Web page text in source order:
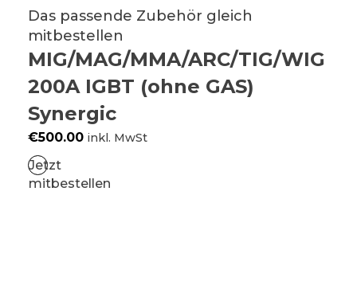
mm
Menge
Das passende Zubehör gleich
mitbestellen
MIG/MAG/MMA/ARC/TIG/WIG
200A IGBT (ohne GAS)
Synergic
€500.00 inkl. MwSt
Jetzt
mitbestellen